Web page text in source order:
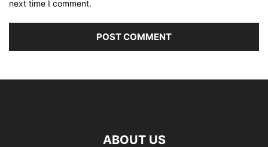
next time I comment.
ABOUT US